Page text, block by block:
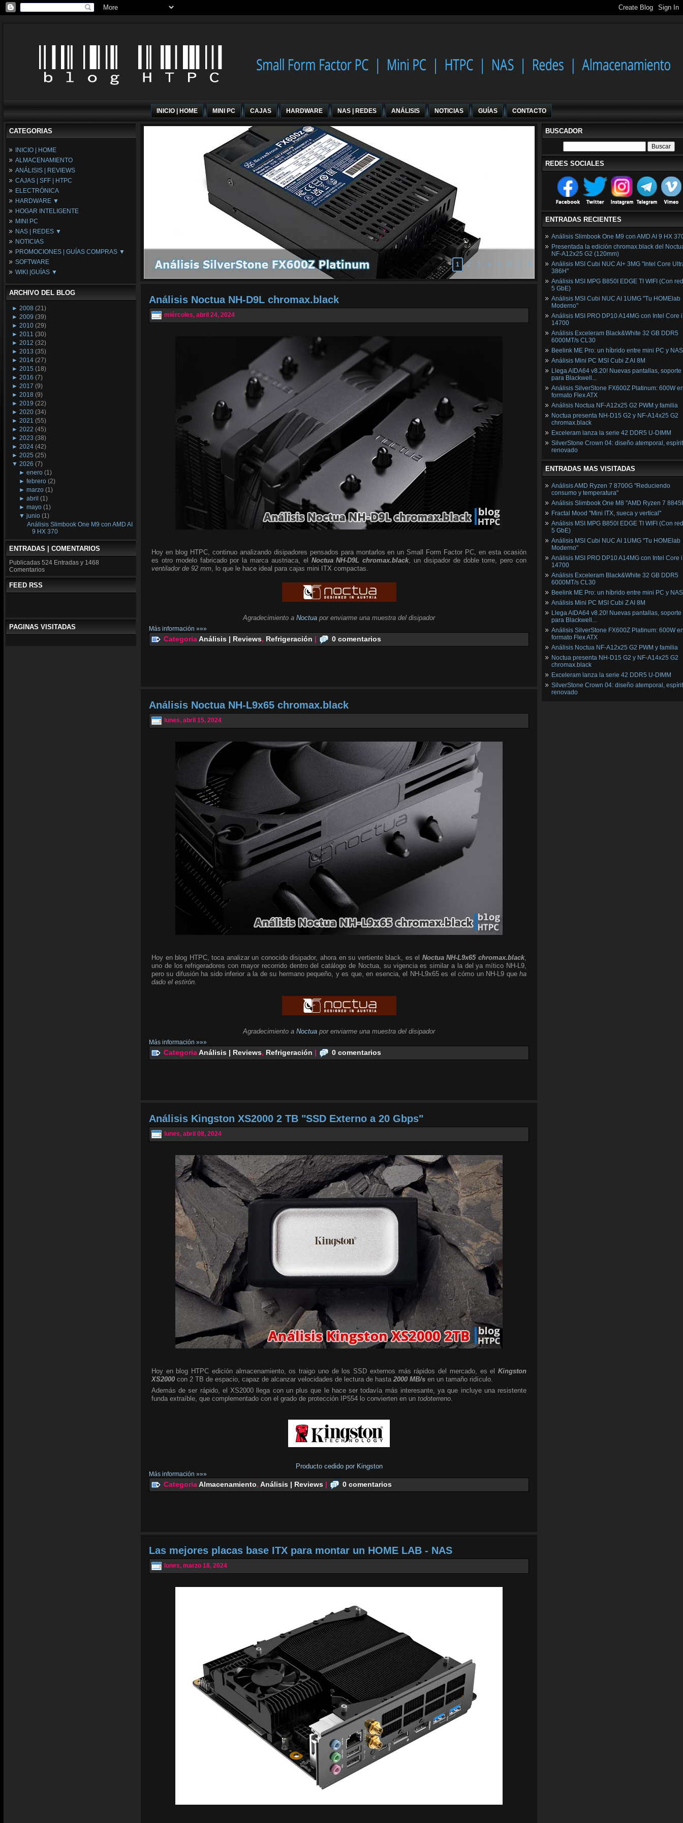
INICIO | HOME MINI PC CAJAS HARDWARE NAS | REDES ANÁLISIS NOTICIAS GUÍAS CONTACTO
CATEGORIAS
INICIO | HOME
ALMACENAMIENTO
ANÁLISIS | REVIEWS
CAJAS | SFF | HTPC
ELECTRÓNICA
HARDWARE ▼
Fuentes de Alimentación
Memória RAM
Placas Base
Procesadores
Periféricos
Refrigeración
Tarjetas Gráficas
HOGAR INTELIGENTE
MINI PC
NAS | REDES ▼
NAS
Espacio Synology
Redes
NOTICIAS
PROMOCIONES | GUÍAS COMPRAS ▼
Configuraciones Ordenadores
Guías de Compras
SOFTWARE
WIKI |GUÍAS ▼
Wikipedia
ARCHIVO DEL BLOG
► 2008 (21)
► 2009 (39)
► 2010 (29)
► 2011 (30)
► 2012 (32)
► 2013 (35)
► 2014 (27)
► 2015 (18)
► 2016 (7)
► 2017 (9)
► 2018 (9)
► 2019 (22)
► 2020 (34)
► 2021 (55)
► 2022 (45)
► 2023 (38)
► 2024 (42)
► 2025 (25)
▼ 2026 (7)
►enero (1)
►febrero (2)
►marzo (1)
►abril (1)
►mayo (1)
▼junio (1)
Análisis Slimbook One M9 con AMD AI
9 HX 370
ENTRADAS | COMENTARIOS
Publicadas 524 Entradas y 1468
Comentarios
FEED RSS
PAGINAS VISITADAS
1 2 3 4 5 6 7 8
Análisis Noctua NH-D9L chromax.black
miércoles, abril 24, 2024
Hoy en blog HTPC, continuo analizando disipadores pensados para montarlos en un Small Form Factor PC, en esta ocasión
es otro modelo fabricado por la marca austriaca, el Noctua NH-D9L chromax.black, un disipador de doble torre, pero con
ventilador de 92 mm , lo que le hace ideal para cajas mini ITX compactas.
Agradecimiento a Noctua por enviarme una muestra del disipador
Más información »»»
CategoriaAnálisis | Reviews, Refrigeración | 0 comentarios
Análisis Noctua NH-L9x65 chromax.black
lunes, abril 15, 2024
Hoy en blog HTPC, toca analizar un conocido disipador, ahora en su vertiente black, es el Noctua NH-L9x65 chromax.black,
uno de los refrigeradores con mayor recorrido dentro del catálogo de Noctua, su vigencia es similar a la del ya mítico NH-L9,
pero su difusión ha sido inferior a la de su hermano pequeño, y es que, en esencia, el NH-L9x65 es el cómo un NH-L9 que ha
dado el estirón
Agradecimiento a Noctua por enviarme una muestra del disipador
Más información »»»
CategoriaAnálisis | Reviews, Refrigeración | 0 comentarios
Análisis Kingston XS2000 2 TB "SSD Externo a 20 Gbps"
lunes, abril 08, 2024
Hoy en blog HTPC edición almacenamiento, os traigo uno de los SSD externos más rápidos del mercado, es el Kingston
XS2000 con 2 TB de espacio, capaz de alcanzar velocidades de lectura de hasta 2000 MB/s en un tamaño ridículo.
Además de ser rápido, el XS2000 llega con un plus que le hace ser todavía más interesante, ya que incluye una resistente
funda extraíble, que complementado con el grado de protección IP554 lo convierten en un todoterreno.
Producto cedido por Kingston
Más información »»»
CategoriaAlmacenamiento, Análisis | Reviews | 0 comentarios
Las mejores placas base ITX para montar un HOME LAB - NAS
lunes, marzo 18, 2024
BUSCADOR
REDES SOCIALES
ENTRADAS RECIENTES
Análisis Slimbook One M9 con AMD AI 9 HX
Presentada la edición chromax.black del
NF‑A12x25 G2 (120mm)
Análisis MSI Cubi NUC AI+ 3MG "Intel Core
386H"
Análisis MSI MPG B850I EDGE TI WIFI (Con
5 GbE)
Análisis MSI Cubi NUC AI 1UMG "Tu HOMElab
Moderno"
Análisis MSI PRO DP10 A14MG con Intel Core
14700
Análisis Exceleram Black&White 32 GB DDR5
6000MT/s CL30
Beelink ME Pro: un híbrido entre mini PC y NAS
Análisis Mini PC MSI Cubi Z AI 8M
Llega AIDA64 v8.20! Nuevas pantallas, soporte
para Blackwell...
Análisis SilverStone FX600Z Platinum: 600W
formato Flex ATX
Análisis Noctua NF-A12x25 G2 PWM y familia
Noctua presenta NH-D15 G2 y NF-A14x25 G2
chromax.black
Exceleram lanza la serie 42 DDR5 U-DIMM
SilverStone Crown 04: diseño atemporal,
renovado
ENTRADAS MAS VISITADAS
Análisis AMD Ryzen 7 8700G "Reduciendo
consumo y temperatura"
Análisis Slimbook One M8 "AMD Ryzen 7
Fractal Mood "Mini ITX, sueca y vertical"
Análisis MSI MPG B850I EDGE TI WIFI (Con
5 GbE)
Análisis MSI Cubi NUC AI 1UMG "Tu HOMElab
Moderno"
Análisis MSI PRO DP10 A14MG con Intel Core
14700
Análisis Exceleram Black&White 32 GB DDR5
6000MT/s CL30
Beelink ME Pro: un híbrido entre mini PC y NAS
Análisis Mini PC MSI Cubi Z AI 8M
Llega AIDA64 v8.20! Nuevas pantallas, soporte
para Blackwell...
Análisis SilverStone FX600Z Platinum: 600W
formato Flex ATX
Análisis Noctua NF-A12x25 G2 PWM y familia
Noctua presenta NH-D15 G2 y NF-A14x25 G2
chromax.black
Exceleram lanza la serie 42 DDR5 U-DIMM
SilverStone Crown 04: diseño atemporal,
renovado